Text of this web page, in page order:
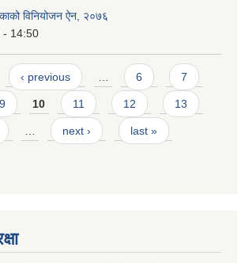
विनियोजन ऐन, २०७६
- 14:50
‹ previous 6 7
9 10 11 12 13
next › last »